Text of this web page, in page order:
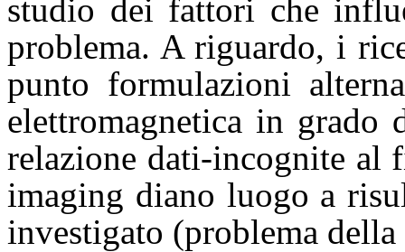
studio dei fattori che
problema. A riguardo, i
punto formulazioni
elettromagnetica in grado
relazione dati-incognite al
imaging diano luogo a
investigato (problema